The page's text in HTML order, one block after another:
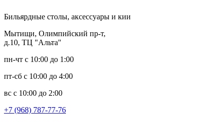
Бильярдные столы, аксессуары и кии
Мытищи, Олимпийский пр-т,
д.10, ТЦ "Альта"
пн-чт с 10:00 до 1:00
пт-сб с 10:00 до 4:00
вс с 10:00 до 2:00
+7 (968) 787-77-76